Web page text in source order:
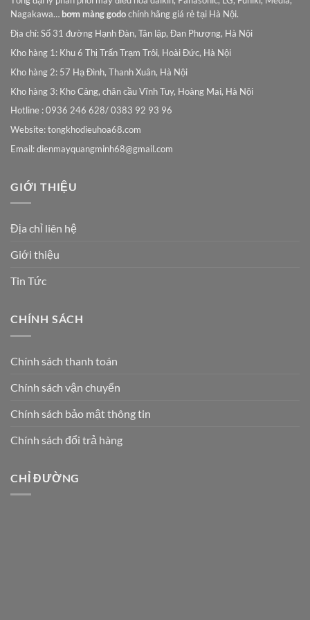
Nagakawa… bơm màng godochính hãng giá rẻ tại Hà Nội.
Địa chỉ: Số 31 đường Hạnh Đàn, Tân lập, Đan Phượng, Hà Nội
Kho hàng 1: Khu 6 Thị Trấn Trạm Trôi, Hoài Đức, Hà Nội
Kho hàng 2: 57 Hạ Đình, Thanh Xuân, Hà Nội
Kho hàng 3: Kho Cảng, chân cầu Vĩnh Tuy, Hoàng Mai, Hà Nội
Hotline : 0936 246 628/ 0383 92 93 96
Website: tongkhodieuhoa68.com
Email:dienmayquangminh68@gmail.com
GIỚI THIỆU
Địa chỉ liên hệ
Giới thiệu
Tin Tức
CHÍNH SÁCH
Chính sách thanh toán
Chính sách vận chuyển
Chính sách bảo mật thông tin
Chính sách đổi trả hàng
CHỈ ĐƯỜNG